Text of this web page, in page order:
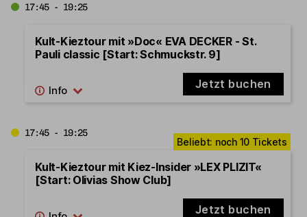
17:45 - 19:25
Kult-Kieztour mit »Doc« EVA DECKER - St.
Pauli classic [Start: Schmuckstr. 9]
Jetzt buchen
17:45 - 19:25
Kult-Kieztour mit Kiez-Insider »LEX PLIZIT«
[Start: Olivias Show Club]
Jetzt buchen